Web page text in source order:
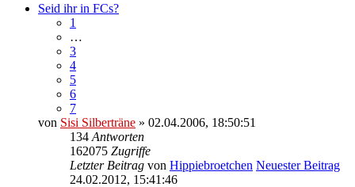
Seid ihr in FCs?
1
…
3
4
5
6
7
von Sisi Silberträne » 02.04.2006, 18:50:51
134 Antworten
162075 Zugriffe
Letzter Beitrag von Hippiebroetchen Neuester Beitrag
24.02.2012, 15:41:46